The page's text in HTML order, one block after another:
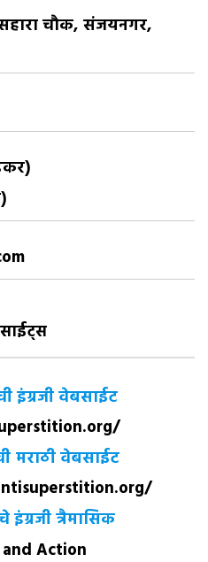
चौक, संजयनगर,
इंग्रजी वेबसाईट
मराठी वेबसाईट
इंग्रजी त्रैमासिक
Action